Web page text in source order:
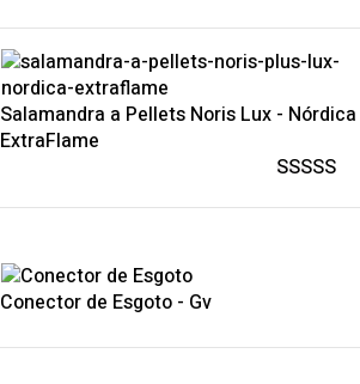
Salamandra a Pellets Noris Lux - Nórdica
ExtraFlame
5.00de 5
Conector de Esgoto - Gv